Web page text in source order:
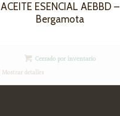
ACEITE ESENCIAL AEBBD –
Bergamota
Cerrado por inventario
Mostrar detalles